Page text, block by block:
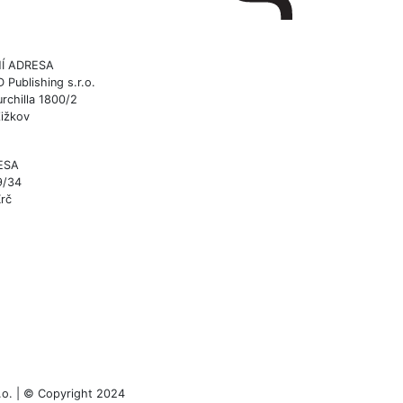
ADRESA
Publishing s.r.o.
1800/2
34
| © Copyright 2024